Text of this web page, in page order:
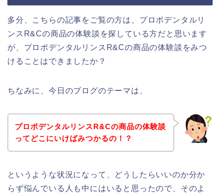
多分、こちらの記事をご覧の方は、プロポデンタルリ
ンスR&Cの商品の体験談を探している方だと思います
が、プロポデンタルリンスR&Cの商品の体験談をみつ
けることはできましたか？
ちなみに、今日のブログのテーマは、
プロポデンタルリンスR&Cの商品の体験談
ってどこにいけばみつかるの！？
というような状況になって、どうしたらいいのか分か
らず悩んでいる人も中にはいると思ったので、そのよ